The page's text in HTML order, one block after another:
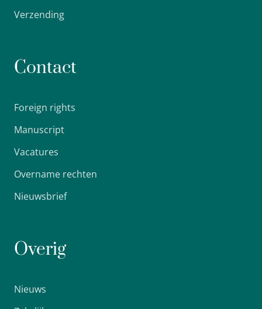
Verzending
Contact
Foreign rights
Manuscript
Vacatures
Overname rechten
Nieuwsbrief
Overig
Nieuws